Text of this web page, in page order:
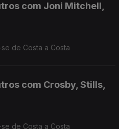
com Joni Mitchell,
de Costa a Costa
com Crosby, Stills,
de Costa a Costa